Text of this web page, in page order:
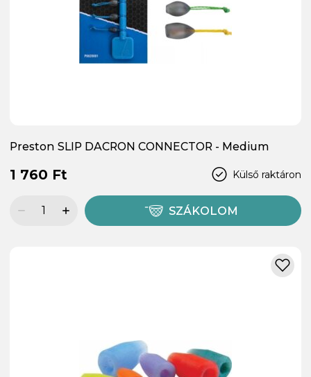
Preston SLIP DACRON CONNECTOR - Medium
Külső raktáron
1 760 Ft
SZÁKOLOM